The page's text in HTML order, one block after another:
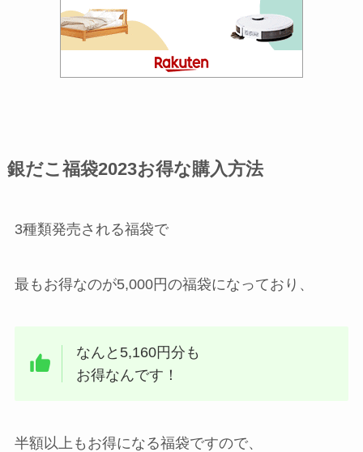
銀だこ福袋2023お得な購入方法
3種類発売される福袋で
最もお得なのが5,000円の福袋になっており、
なんと5,160円分も
お得なんです！
半額以上もお得になる福袋ですので、